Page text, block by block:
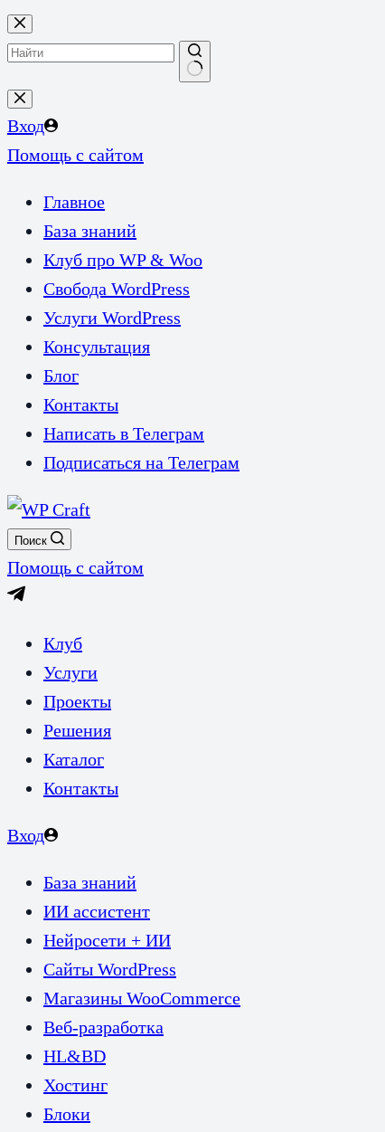
Перейти
к
Ничего
не
найдено
Вход
Помощь с сайтом
Главное
База знаний
Клуб про WP & Woo
Свобода WordPress
Услуги WordPress
Консультация
Блог
Контакты
Написать в Телеграм
Подписаться на Телеграм
Поиск
Помощь с сайтом
Клуб
Услуги
Проекты
Решения
Каталог
Контакты
Вход
База знаний
ИИ ассистент
Нейросети + ИИ
Сайты WordPress
Магазины WooCommerce
Веб-разработка
HL&BD
Хостинг
Блоки